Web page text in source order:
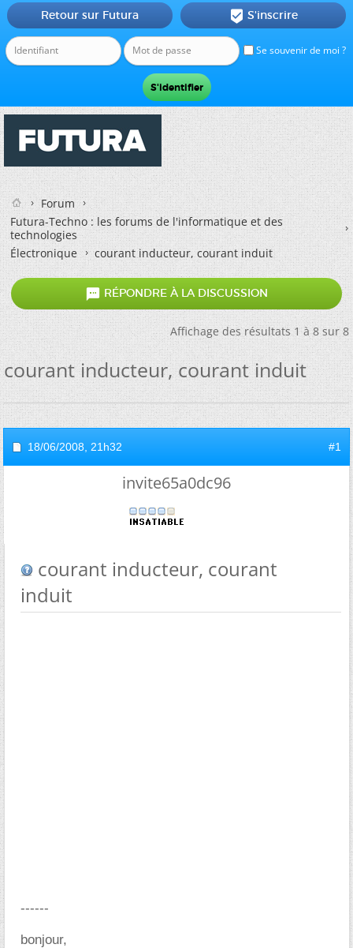
Se souvenir de moi ?
Retour sur Futura  S'inscrire
Forum
Futura-Techno : les forums de l'informatique et des
technologies
Électronique
courant inducteur, courant induit
 RÉPONDRE À LA DISCUSSION
Affichage des résultats 1 à 8 sur 8
courant inducteur, courant induit
18/06/2008, 21h32 #1
invite65a0dc96
courant inducteur, courant
induit
------
bonjour,